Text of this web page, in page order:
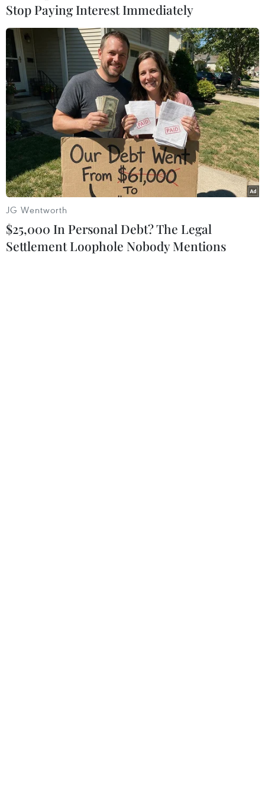
#Thử vũ khí #Tên lửa
#Khiêu khích
#Đặc quyền kinh tế
#Trừng phạt
#Hội đồng Bảo an
Triều Tiên
Stop Paying Interest Immediately
JG Wentworth
$25,000 In Personal Debt? The Legal
Settlement Loophole Nobody Mentions